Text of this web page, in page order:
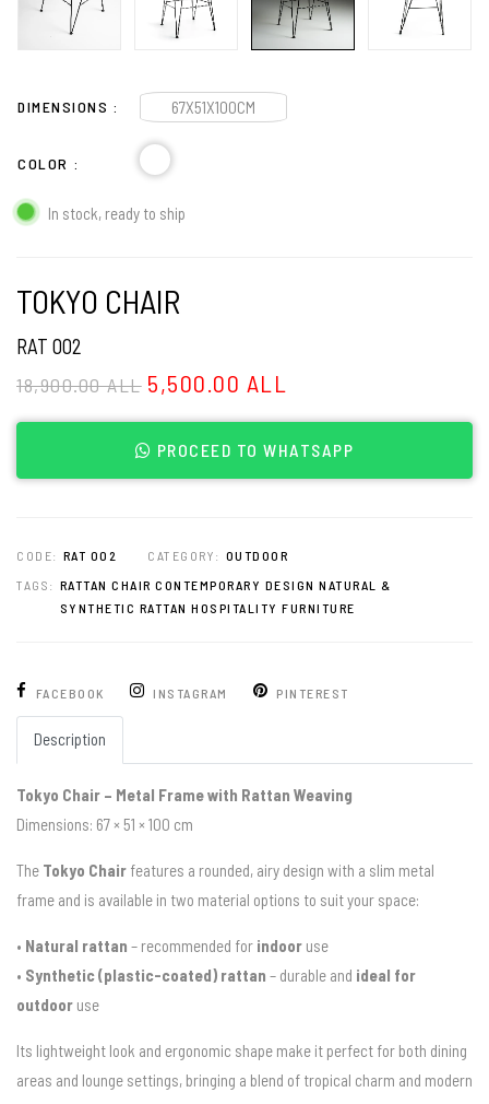
DIMENSIONS 67X51X100CM
COLOR
In stock, ready to ship
TOKYO CHAIR
RAT 002
18,900.00 ALL 5,500.00 ALL
PROCEED TO WHATSAPP
CODE: RAT 002 CATEGORY: OUTDOOR
TAGS: RATTAN CHAIR CONTEMPORARY DESIGN NATURAL &
SYNTHETIC RATTAN HOSPITALITY FURNITURE
FACEBOOK INSTAGRAM PINTEREST
Description
Tokyo Chair – Metal Frame with Rattan Weaving
Dimensions: 67 × 51 × 100 cm
The Tokyo Chair features a rounded, airy design with a slim metal
frame and is available in two material options to suit your space:
• Natural rattan – recommended for indoor use
• Synthetic (plastic-coated) rattan – durable and ideal for
outdoor use
Its lightweight look and ergonomic shape make it perfect for both dining
areas and lounge settings, bringing a blend of tropical charm and modern